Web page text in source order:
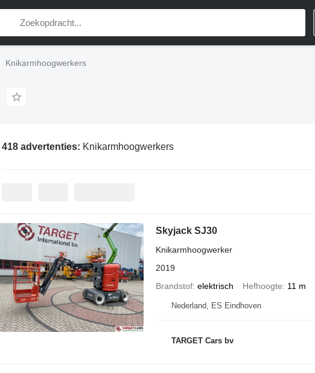
Knikarmhoogwerkers
418 advertenties: Knikarmhoogwerkers
Skyjack SJ30
Knikarmhoogwerker
2019
Brandstof elektrisch Hefhoogte 11 m
Nederland, ES Eindhoven
TARGET Cars bv